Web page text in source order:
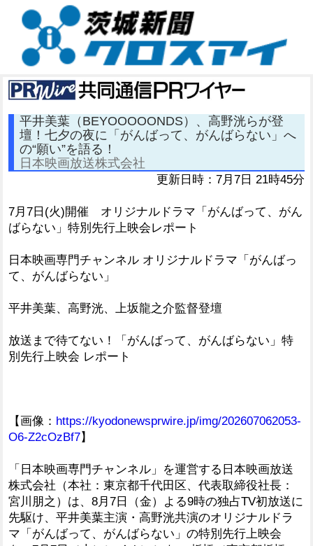
平井美葉（BEYOOOOONDS）、高野洸らが登
壇！七夕の夜に「がんばって、がんばらない」へ
の“願い”を語る！
日本映画放送株式会社
更新日時：7月7日 21時45分
7月7日(火)開催 オリジナルドラマ「がんばって、がん
ばらない」特別先行上映会レポート
日本映画専門チャンネル オリジナルドラマ「がんばっ
て、がんばらない」
平井美葉、高野洸、上坂龍之介監督登壇
放送まで待てない！「がんばって、がんばらない」特
別先行上映会 レポート
【画像： https://kyodonewsprwire.jp/img/202607062053-
O6-Z2cOzBf7】
「日本映画専門チャンネル」を運営する日本映画放送
株式会社（本社：東京都千代田区、代表取締役社長：
宮川朋之）は、8月7日（金）よる9時の独占TV初放送に
先駆け、平井美葉主演・高野洸共演のオリジナルドラ
マ「がんばって、がんばらない」の特別先行上映会